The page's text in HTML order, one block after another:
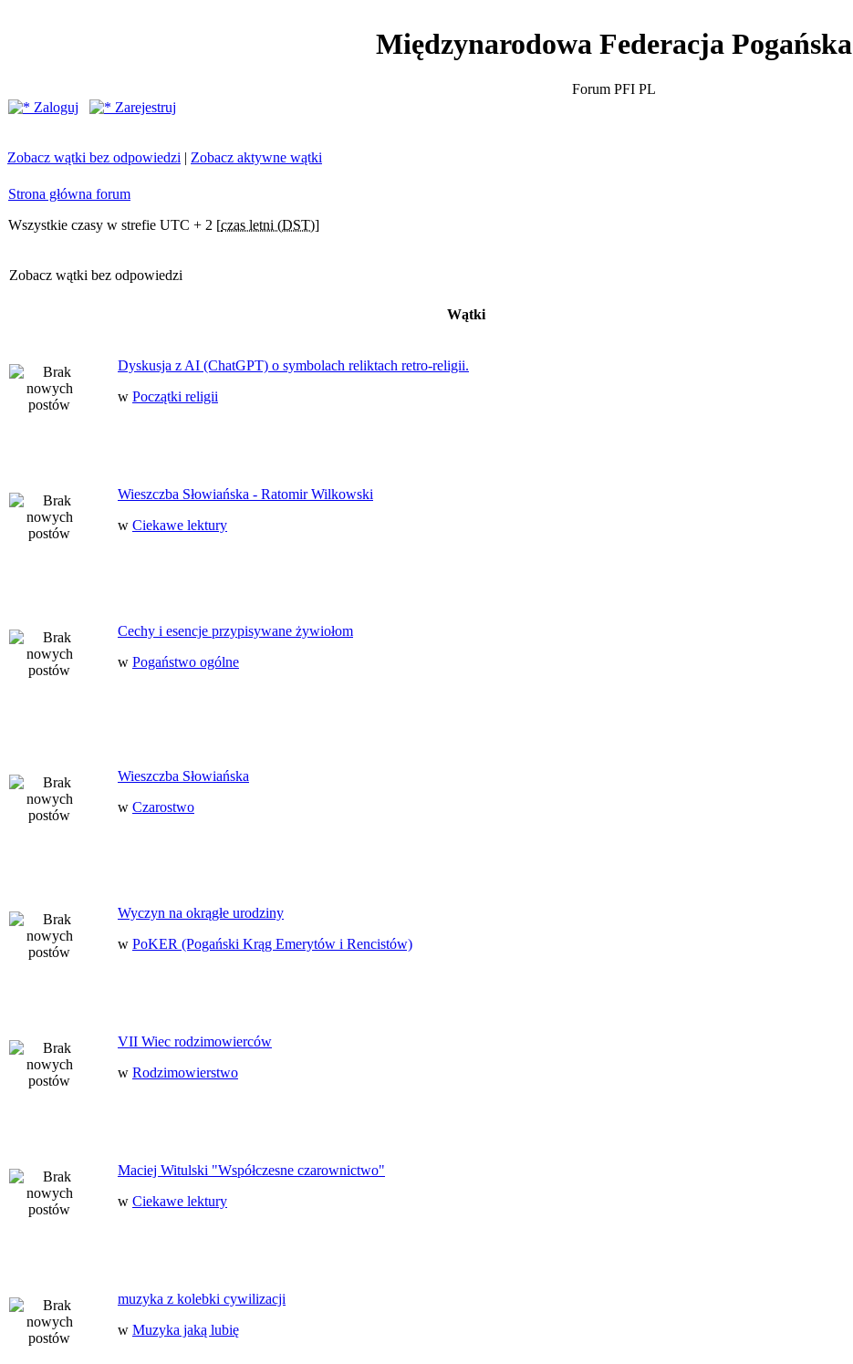
Międzynarodowa Federacja Pogańska
Forum PFI PL
Zaloguj
Zarejestruj
Zobacz wątki bez odpowiedzi | Zobacz aktywne wątki
Strona główna forum
Wszystkie czasy w strefie UTC + 2 [czas letni (DST)]
Zobacz wątki bez odpowiedzi
Wątki
Dyskusja z AI (ChatGPT) o symbolach reliktach retro-religii.
w Początki religii
Wieszczba Słowiańska - Ratomir Wilkowski
w Ciekawe lektury
Cechy i esencje przypisywane żywiołom
w Pogaństwo ogólne
Wieszczba Słowiańska
w Czarostwo
Wyczyn na okrągłe urodziny
w PoKER (Pogański Krąg Emerytów i Rencistów)
VII Wiec rodzimowierców
w Rodzimowierstwo
Maciej Witulski "Współczesne czarownictwo"
w Ciekawe lektury
muzyka z kolebki cywilizacji
w Muzyka jaką lubię